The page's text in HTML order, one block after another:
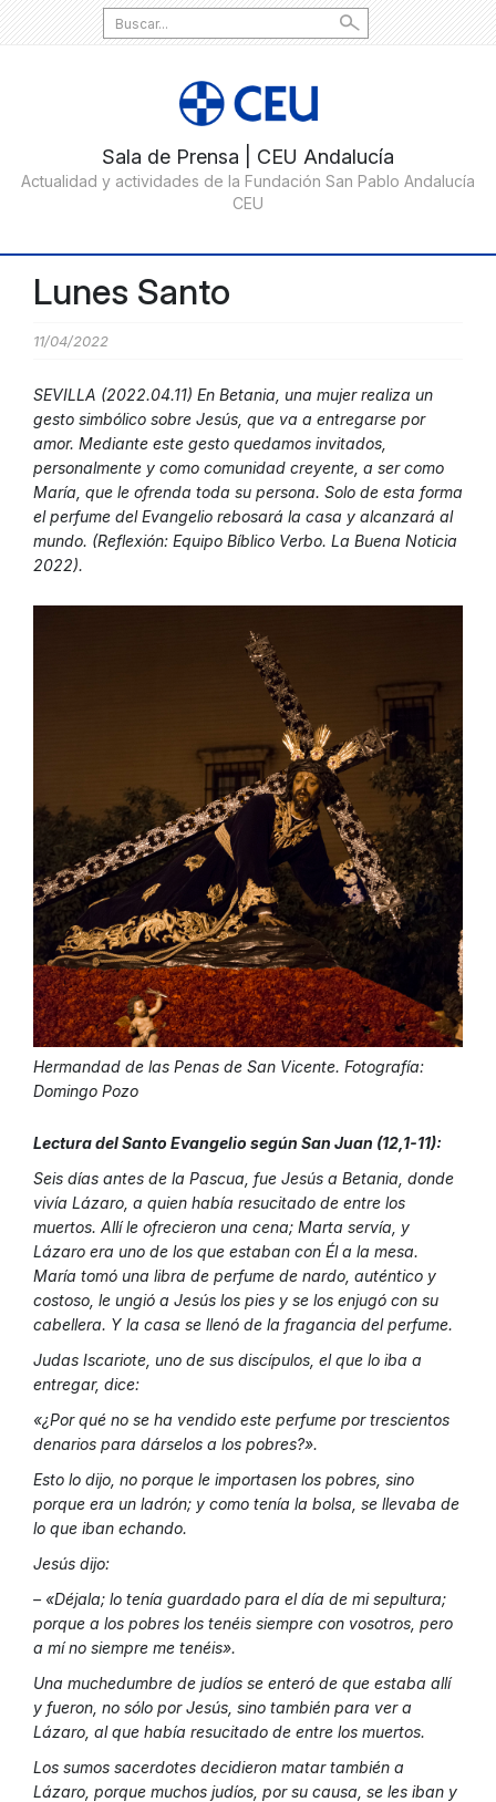
Search
for:
Lunes Santo
11/04/2022
SEVILLA (2022.04.11) En Betania, una mujer realiza un
gesto simbólico sobre Jesús, que va a entregarse por
amor. Mediante este gesto quedamos invitados,
personalmente y como comunidad creyente, a ser como
María, que le ofrenda toda su persona. Solo de esta forma
el perfume del Evangelio rebosará la casa y alcanzará al
mundo. (Reflexión: Equipo Bíblico Verbo. La Buena Noticia
2022).
Hermandad de las Penas de San Vicente. Fotografía:
Domingo Pozo
Lectura del Santo Evangelio según San Juan (12,1-11):
Seis días antes de la Pascua, fue Jesús a Betania, donde
vivía Lázaro, a quien había resucitado de entre los
muertos. Allí le ofrecieron una cena; Marta servía, y
Lázaro era uno de los que estaban con Él a la mesa.
María tomó una libra de perfume de nardo, auténtico y
costoso, le ungió a Jesús los pies y se los enjugó con su
cabellera. Y la casa se llenó de la fragancia del perfume.
Judas Iscariote, uno de sus discípulos, el que lo iba a
entregar, dice:
«¿Por qué no se ha vendido este perfume por trescientos
denarios para dárselos a los pobres?».
Esto lo dijo, no porque le importasen los pobres, sino
porque era un ladrón; y como tenía la bolsa, se llevaba de
lo que iban echando.
Jesús dijo:
– «Déjala; lo tenía guardado para el día de mi sepultura;
porque a los pobres los tenéis siempre con vosotros, pero
a mí no siempre me tenéis».
Una muchedumbre de judíos se enteró de que estaba allí
y fueron, no sólo por Jesús, sino también para ver a
Lázaro, al que había resucitado de entre los muertos.
Los sumos sacerdotes decidieron matar también a
Lázaro, porque muchos judíos, por su causa, se les iban y